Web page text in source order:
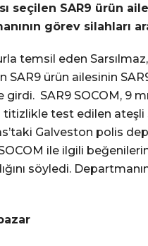
seçilen SAR9 ürün
görev silahları
temsil eden
SAR9 ürün ailesinin
girdi. SAR9 SOCOM,
titizlikle test edilen
Galveston polis
ile ilgili
söyledi.